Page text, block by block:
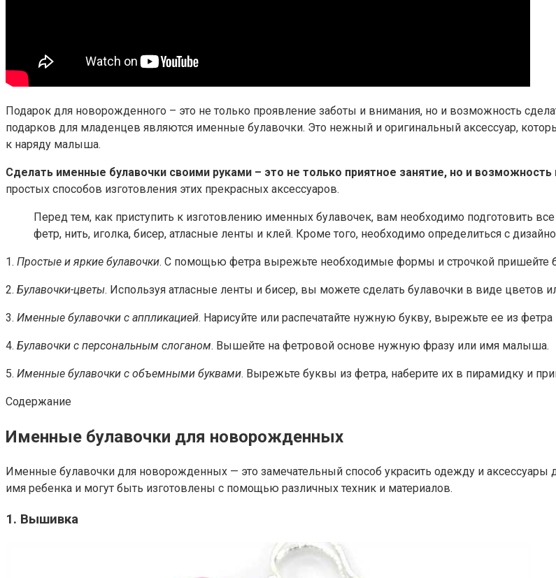
Подарок для новорожденного – это не только проявление заботы и внимания, но и возможность
подарков для младенцев являются именные булавочки. Это нежный и оригинальный аксессуар,
к наряду малыша.
Сделать именные булавочки своими руками – это не только приятное занятие, но и
простых способов изготовления этих прекрасных аксессуаров.
Перед тем, как приступить к изготовлению именных булавочек, вам необходимо подготовить
фетр, нить, иголка, бисер, атласные ленты и клей. Кроме того, необходимо определиться с
1. Простые и яркие булавочки. С помощью фетра вырежьте необходимые формы и строчкой пришейте
2. Булавочки-цветы. Используя атласные ленты и бисер, вы можете сделать булавочки в виде цветов
3. Именные булавочки с аппликацией. Нарисуйте или распечатайте нужную букву, вырежьте ее из
4. Булавочки с персональным слоганом. Вышейте на фетровой основе нужную фразу или имя малыша.
5. Именные булавочки с объемными буквами. Вырежьте буквы из фетра, наберите их в пирамидку и
Содержание
Именные булавочки для новорожденных
Именные булавочки для новорожденных — это замечательный способ украсить одежду и
имя ребенка и могут быть изготовлены с помощью различных техник и материалов.
1. Вышивка